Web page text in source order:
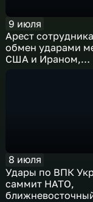
9 июля
Арест
обмен ударами
США и Ираном,
8 июля
Удары по ВПК
саммит НАТО,